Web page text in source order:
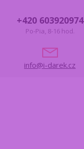
+420 603920974
Po-Pia, 8-16 hod.
info@i-darek.cz